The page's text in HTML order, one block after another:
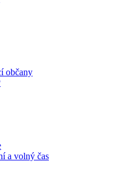
občany
a volný čas